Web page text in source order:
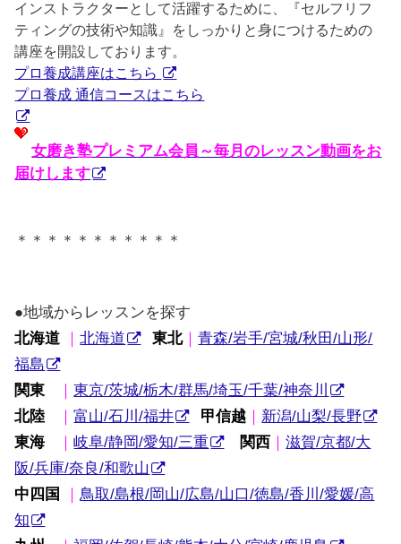
インストラクターとして活躍するために、『セルフリフ
ティングの技術や知識』をしっかりと身につけるための
講座を開設しております。
プロ養成講座はこちら
プロ養成 通信コースはこちら
女磨き塾プレミアム会員～毎月のレッスン動画をお
届けします
＊＊＊＊＊＊＊＊＊＊＊
●地域からレッスンを探す
北海道 ｜北海道 東北｜青森/岩手/宮城/秋田/山形/
福島
関東 ｜東京/茨城/栃木/群馬/埼玉/千葉/神奈川
北陸 ｜富山/石川/福井 甲信越 ｜ 新潟/山梨/長野
東海｜岐阜/静岡/愛知/三重 関西 ｜滋賀/京都/大
阪/兵庫/奈良/和歌山
中四国
｜鳥取/島根/岡山/広島/山口/徳島/香川/愛媛/高
知